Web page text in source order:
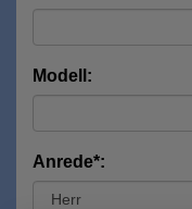
Modell:
Anrede*: